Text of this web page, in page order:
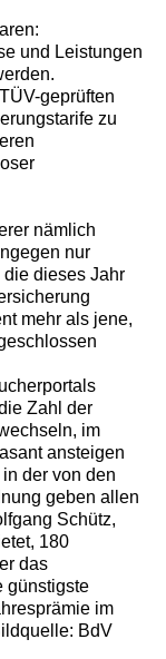
und Leistungen
geprüften
zu
nämlich
nur
die dieses Jahr
mehr als jene,
Zahl der
im
ansteigen
der von den
geben allen
Schütz,
180
das
günstigste
im
BdV